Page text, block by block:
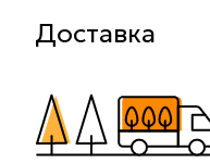
Доставка